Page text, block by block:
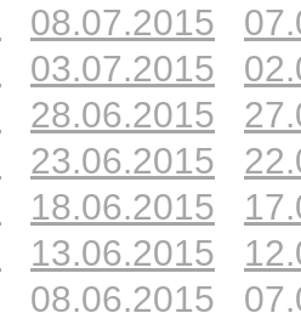
08.07.2015
03.07.2015
28.06.2015
23.06.2015
18.06.2015
13.06.2015
08.06.2015